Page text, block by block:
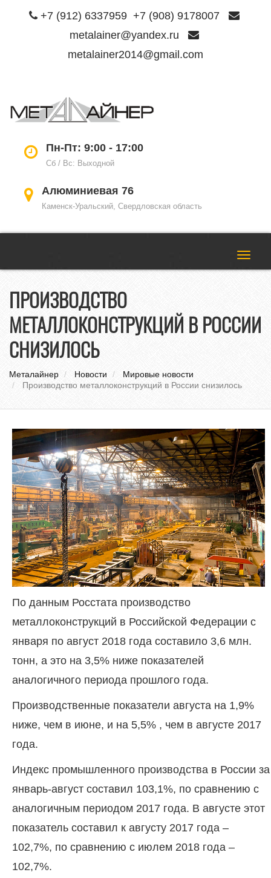
+7 (912) 6337959 +7 (908) 9178007
metalainer@yandex.ru
metalainer2014@gmail.com
Пн-Пт: 9:00 - 17:00
Сб / Вс: Выходной
Алюминиевая 76
Каменск-Уральский, Свердловская область
ПРОИЗВОДСТВО
МЕТАЛЛОКОНСТРУКЦИЙ В РОССИИ
СНИЗИЛОСЬ
Металайнер Новости
Мировые новости
Производство металлоконструкций в России снизилось
По данным Росстата производство
металлоконструкций в Российской Федерации с
января по август 2018 года составило 3,6 млн.
тонн, а это на 3,5% ниже показателей
аналогичного периода прошлого года.
Производственные показатели августа на 1,9%
ниже, чем в июне, и на 5,5% , чем в августе 2017
года.
Индекс промышленного производства в России за
январь-август составил 103,1%, по сравнению с
аналогичным периодом 2017 года. В августе этот
показатель составил к августу 2017 года –
102,7%, по сравнению с июлем 2018 года –
102,7%.